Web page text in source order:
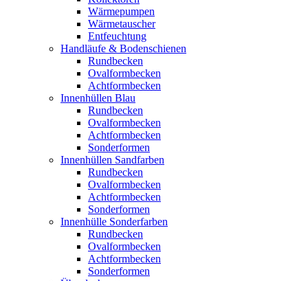
Wärmepumpen
Wärmetauscher
Entfeuchtung
Handläufe & Bodenschienen
Rundbecken
Ovalformbecken
Achtformbecken
Innenhüllen Blau
Rundbecken
Ovalformbecken
Achtformbecken
Sonderformen
Innenhüllen Sandfarben
Rundbecken
Ovalformbecken
Achtformbecken
Sonderformen
Innenhülle Sonderfarben
Rundbecken
Ovalformbecken
Achtformbecken
Sonderformen